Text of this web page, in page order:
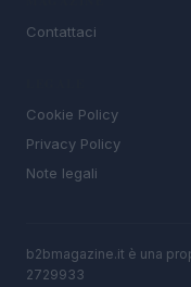
Contattaci
Cookie Policy
Privacy Policy
Note legali
b2bmagazine.it è una
2729933